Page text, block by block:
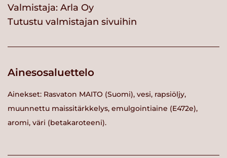
Valmistaja: Arla Oy
Tutustu valmistajan sivuihin
Ainesosaluettelo
Ainekset: Rasvaton MAITO (Suomi), vesi, rapsiöljy,
muunnettu maissitärkkelys, emulgointiaine (E472e),
aromi, väri (betakaroteeni).